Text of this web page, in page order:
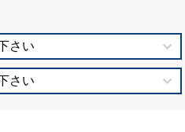
さい
さい